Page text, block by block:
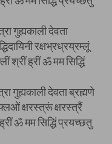
गुह्यकाली देवता
रक्षभ्रध्रय्रम्लूं
श्रीं ह्रीं ॐ मम सिद्धिं
गुह्यकाली देवता ब्रह्मणे
क्षरस्त्रूं क्षरस्त्रैं
ॐ मम सिद्धिं प्रयच्छतु